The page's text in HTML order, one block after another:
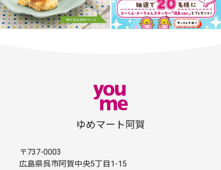
ゆめマート阿賀
〒737-0003
広島県呉市阿賀中央5丁目1-15